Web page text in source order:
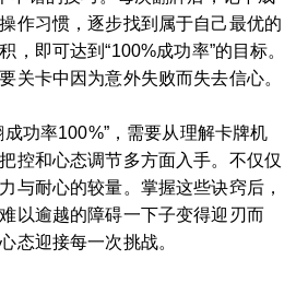
作习惯，逐步找到属于自己最优的
，即可达到“100%成功率”的目标。
关卡中因为意外失败而失去信心。
功率100%”，需要从理解卡牌机
控和心态调节多方面入手。不仅仅
与耐心的较量。掌握这些诀窍后，
以逾越的障碍一下子变得迎刃而
态迎接每一次挑战。